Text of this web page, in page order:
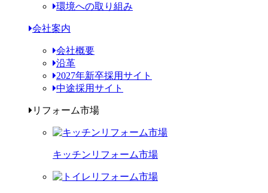
環境への取り組み
会社案内
会社概要
沿革
2027年新卒採用サイト
中途採用サイト
リフォーム市場
キッチンリフォーム市場